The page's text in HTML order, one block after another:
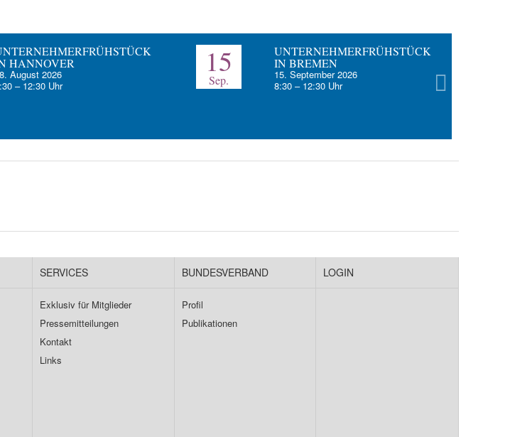
HANNOVER
August 2026
– 12:30 Uhr
15
Sep.
UNTERNEHMERFRÜHSTÜCK
IN BREMEN
15. September 2026
8:30 – 12:30 Uhr
SERVICES
Exklusiv für Mitglieder
Pressemitteilungen
Kontakt
Links
BUNDESVERBAND
Profil
Publikationen
LOGIN